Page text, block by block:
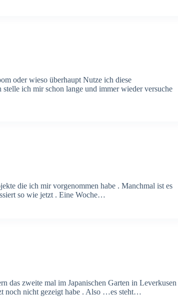
oder wieso überhaupt Nutze ich diese
ich mir schon lange und immer wieder versuche
die ich mir vorgenommen habe . Manchmal ist es
so wie jetzt . Eine Woche…
das zweite mal im Japanischen Garten in Leverkusen
noch nicht gezeigt habe . Also …es steht…